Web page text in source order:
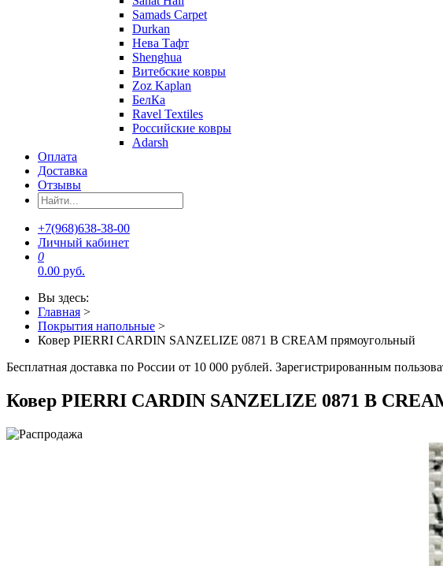
Samads Carpet
Durkan
Нева Тафт
Shenghua
Витебские ковры
Zoz Kaplan
БелКа
Ravel Textiles
Российские ковры
Adarsh
Оплата
Доставка
Отзывы
+7(968)638-38-00
Личный кабинет
0
0.00 руб.
Вы здесь:
Главная >
Покрытия напольные >
Ковер PIERRI CARDIN SANZELIZE 0871 B CREAM прямоугольный
Бесплатная доставка по России от 10 000 рублей. Зарегистрированным
Ковер PIERRI CARDIN SANZELIZE 0871 B